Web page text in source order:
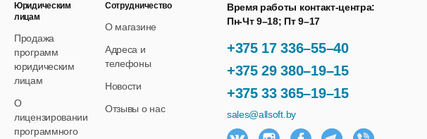
+375 17 336–55–40
+375 29 380–19–15
+375 33 365–19–15
Время работы контакт-центра:
Пн-Чт 9–18; Пт 9–17
sales@allsoft.by
Юридическим
лицам
Продажа
программ
юридическим
лицам
О
лицензировании
программного
Сотрудничество
О магазине
Адреса и
телефоны
Новости
Отзывы о нас